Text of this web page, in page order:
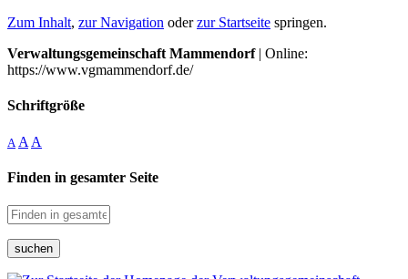
Zum Inhalt, zur Navigation oderzur Startseite springen.
Verwaltungsgemeinschaft Mammendorf| Online:
https://www.vgmammendorf.de/
Schriftgröße
A A A
Finden in gesamter Seite
suchen